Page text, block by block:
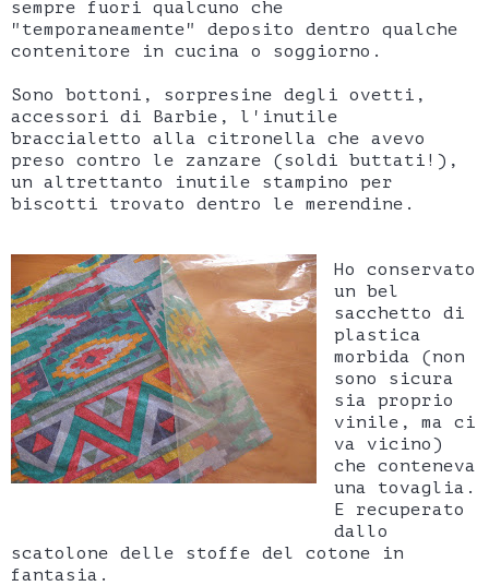
sempre fuori qualcuno che
"temporaneamente" deposito dentro qualche
contenitore in cucina o soggiorno.
Sono bottoni, sorpresine degli ovetti,
accessori di Barbie, l'inutile
braccialetto alla citronella che avevo
preso contro le zanzare (soldi buttati!),
un altrettanto inutile stampino per
biscotti trovato dentro le merendine.
Ho conservato
un bel
sacchetto di
plastica
morbida (non
sono sicura
sia proprio
vinile, ma ci
va vicino)
che conteneva
una tovaglia.
E recuperato
dallo
scatolone delle stoffe del cotone in
fantasia.